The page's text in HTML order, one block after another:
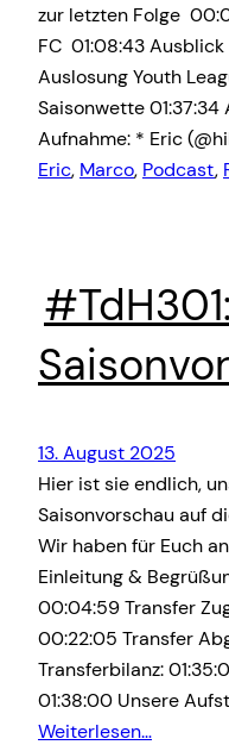
zur letzten Folge
FC 01:08:43 Ausblick
Auslosung Youth
Saisonwette 01:37:34
Aufnahme: * Eric
Eric, Marco, Podcast,
13. August 2025
Hier ist sie endlich,
Saisonvorschau auf
Wir haben für Euch
Einleitung &
00:04:59 Transfer
00:22:05 Transfer
Transferbilanz:
01:38:00 Unsere
Weiterlesen…